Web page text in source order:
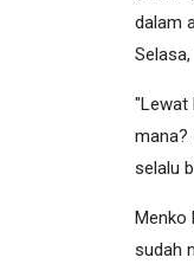
dalam
"Lewat
mana?
selalu
Menko
sudah